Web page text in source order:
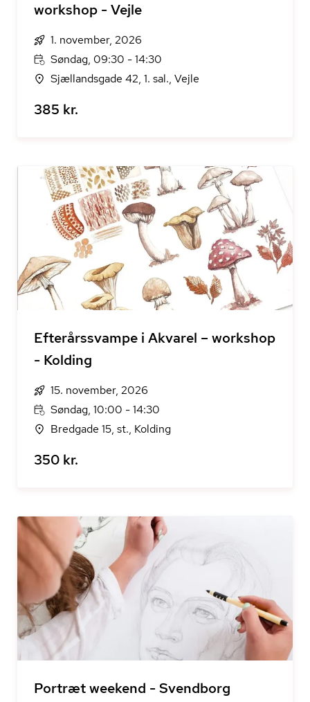
workshop - Vejle
1. november, 2026
Søndag, 09:30 - 14:30
Sjællandsgade 42, 1. sal., Vejle
385 kr.
Efterårssvampe i Akvarel – workshop
- Kolding
15. november, 2026
Søndag, 10:00 - 14:30
Bredgade 15, st., Kolding
350 kr.
Portræt weekend - Svendborg